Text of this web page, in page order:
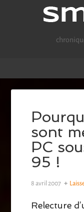
sont
PC
95 !
8 avril 2007
Relecture